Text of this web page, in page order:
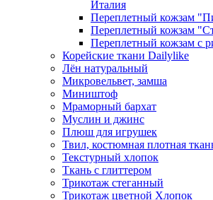
Италия
Переплетный кожзам
Переплетный кожзам
Переплетный кожзам с
Корейские ткани Dailylike
Лён натуральный
Микровельвет, замша
Миништоф
Мраморный бархат
Муслин и джинс
Плюш для игрушек
Твил, костюмная плотная
Текстурный хлопок
Ткань с глиттером
Трикотаж стеганный
Трикотаж цветной Хлопок